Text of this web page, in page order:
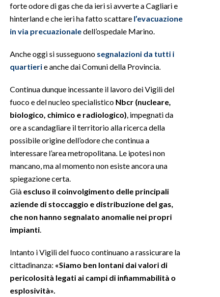
NOTIZIE
EVENTI
3 MINUTI CON
INSULARITÀ
INFO AZIENDE
ANNUNCI
NECROLOGI
PUBBLICITÀ
SPIAGGE
STORE
forte odore di gas che da ieri si avverte a Cagliari e
hinterland e che ieri ha fatto scattare l’evacuazione
in via precuazionaledell’ospedale Marino.
Anche oggi si susseguono segnalazioni da tutti i
quartierie anche dai Comuni della Provincia.
Continua dunque incessante il lavoro dei Vigili del
fuoco e del nucleo specialistico Nbcr (nucleare,
biologico, chimico e radiologico) , impegnati da
ore a scandagliare il territorio alla ricerca della
possibile origine dell’odore che continua a
interessare l’area metropolitana. Le ipotesi non
mancano, ma al momento non esiste ancora una
spiegazione certa.
Già escluso il coinvolgimento delle principali
aziende di stoccaggio e distribuzione del gas,
che non hanno segnalato anomalie nei propri
impianti
Intanto i Vigili del fuoco continuano a rassicurare la
cittadinanza: «Siamo ben lontani dai valori di
pericolosità legati ai campi di infiammabilità o
esplosività».